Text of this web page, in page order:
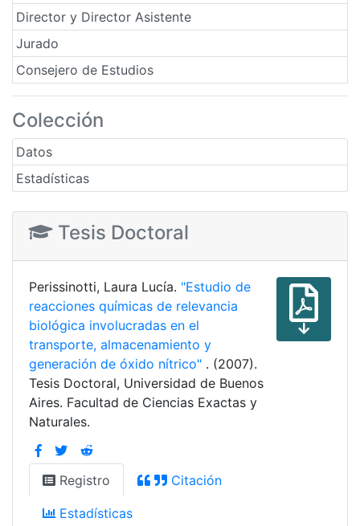
Director y Director Asistente
Jurado
Consejero de Estudios
Colección
Datos
Estadísticas
Tesis Doctoral
Perissinotti, Laura Lucía. "Estudio de
reacciones químicas de relevancia
biológica involucradas en el
transporte, almacenamiento y
generación de óxido nítrico" . (2007).
Tesis Doctoral, Universidad de Buenos
Aires. Facultad de Ciencias Exactas y
Naturales.
Registro Citación
Estadísticas